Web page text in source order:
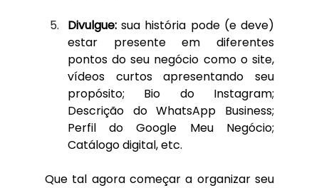
Divulgue: sua história pode (e deve)
estar presente em diferentes
pontos do seu negócio como o site,
vídeos curtos apresentando seu
propósito; Bio do Instagram;
Descrição do WhatsApp Business;
Perfil do Google Meu Negócio;
Catálogo digital, etc.